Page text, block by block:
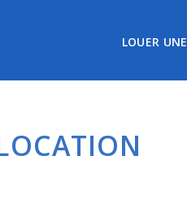
LOUER